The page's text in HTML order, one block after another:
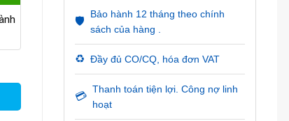
🛡️
Bảo hành 12 tháng theo chính
sách của hàng .
♻️ Đầy đủ CO/CQ, hóa đơn VAT
💳
Thanh toán tiện lợi. Công nợ linh
hoạt